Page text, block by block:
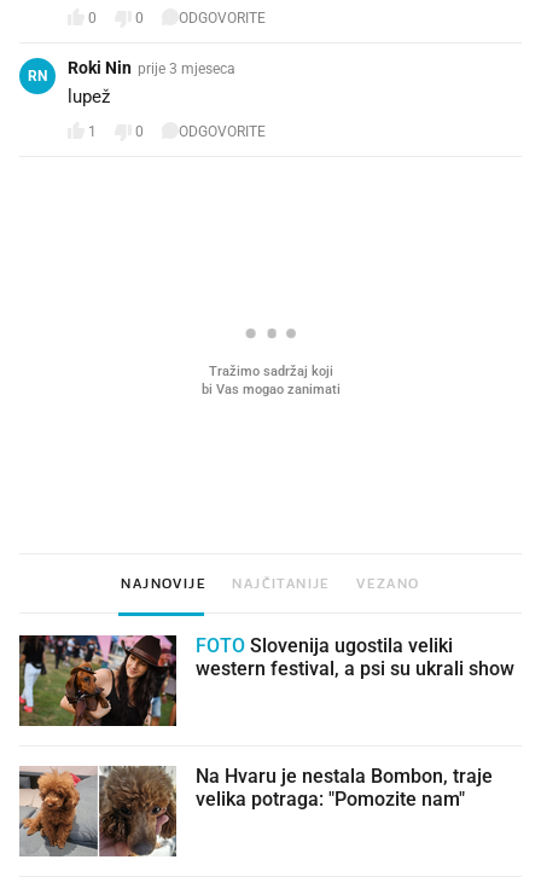
0 0 ODGOVORITE
RN Roki Nin prije 3 mjeseca
lupež
1 0 ODGOVORITE
NAJNOVIJE NAJČITANIJE VEZANO
FOTO
western festival, a psi su ukrali show
Na Hvaru je nestala Bombon, traje
velika potraga: "Pomozite nam"